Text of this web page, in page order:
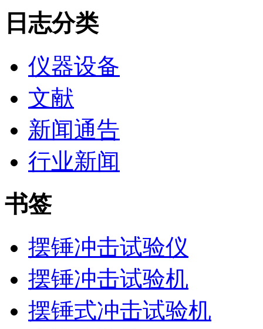
日志分类
仪器设备
文献
新闻通告
行业新闻
书签
摆锤冲击试验仪
摆锤冲击试验机
摆锤式冲击试验机